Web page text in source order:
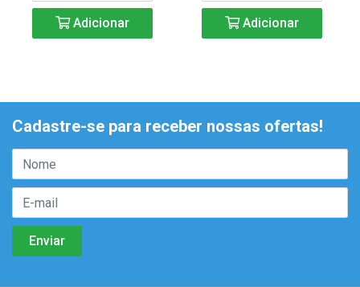
Adicionar Adicionar
Cadastre-se para receber nossas ofertas!